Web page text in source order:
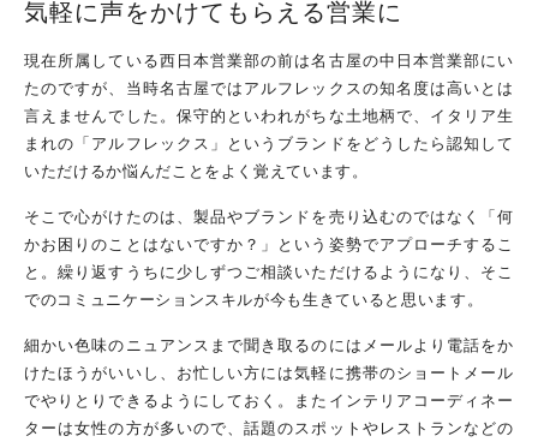
気軽に声をかけてもらえる営業に
現在所属している西日本営業部の前は名古屋の中日本営業部にい
たのですが、当時名古屋ではアルフレックスの知名度は高いとは
言えませんでした。保守的といわれがちな土地柄で、イタリア生
まれの「アルフレックス」というブランドをどうしたら認知して
いただけるか悩んだことをよく覚えています。
そこで心がけたのは、製品やブランドを売り込むのではなく「何
かお困りのことはないですか？」という姿勢でアプローチするこ
と。繰り返すうちに少しずつご相談いただけるようになり、そこ
でのコミュニケーションスキルが今も生きていると思います。
細かい色味のニュアンスまで聞き取るのにはメールより電話をか
けたほうがいいし、お忙しい方には気軽に携帯のショートメール
でやりとりできるようにしておく。またインテリアコーディネー
ターは女性の方が多いので、話題のスポットやレストランなどの